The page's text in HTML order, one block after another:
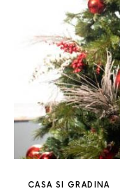
CASA SI GRADINA